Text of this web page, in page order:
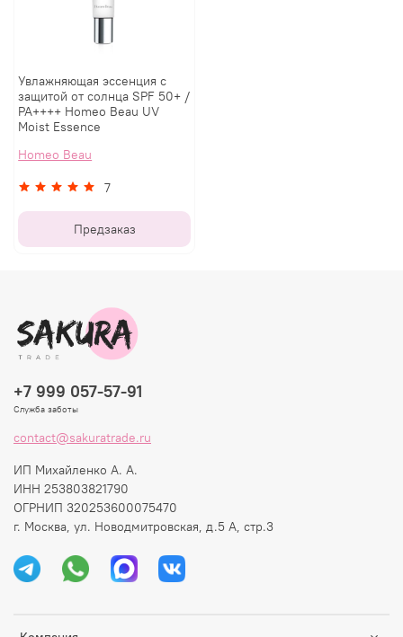
Увлажняющая эссенция с
защитой от солнца SPF 50+ /
PA++++ Homeo Beau UV
Moist Essence
Homeo Beau
7
Предзаказ
+7 999 057-57-91
Служба заботы
contact@sakuratrade.ru
ИП Михайленко А. А.
ИНН 253803821790
ОГРНИП 320253600075470
г. Москва, ул. Новодмитровская, д.5 А, стр.3